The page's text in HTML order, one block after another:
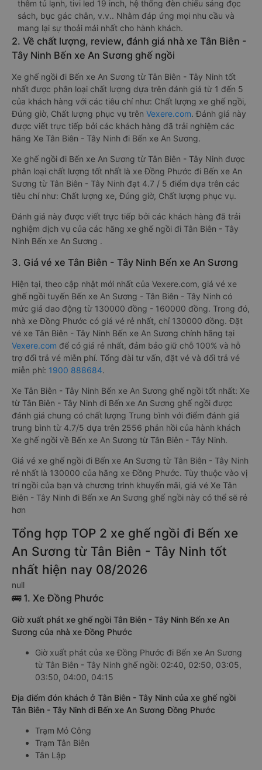
thêm tủ lạnh, tivi led 19 inch, hệ thống đèn chiếu sáng đọc
sách, bục gác chân, v.v.. Nhằm đáp ứng mọi nhu cầu và
mang lại sự thoải mái nhất cho hành khách.
2. Về chất lượng, review, đánh giá nhà xe Tân Biên -
Tây Ninh Bến xe An Sương ghế ngồi
Xe ghế ngồi đi Bến xe An Sương từ Tân Biên - Tây Ninh tốt
nhất được phân loại chất lượng dựa trên đánh giá từ 1 đến 5
của khách hàng với các tiêu chí như: Chất lượng xe ghế ngồi,
Đúng giờ, Chất lượng phục vụ trên Vexere.com. Đánh giá này
được viết trực tiếp bởi các khách hàng đã trải nghiệm các
hãng Xe Tân Biên - Tây Ninh đi Bến xe An Sương.
Xe ghế ngồi đi Bến xe An Sương từ Tân Biên - Tây Ninh được
phân loại chất lượng tốt nhất là xe Đồng Phước đi Bến xe An
Sương từ Tân Biên - Tây Ninh đạt 4.7 / 5 điểm dựa trên các
tiêu chí như: Chất lượng xe, Đúng giờ, Chất lượng phục vụ.
Đánh giá này được viết trực tiếp bởi các khách hàng đã trải
nghiệm dịch vụ của các hãng xe ghế ngồi đi Tân Biên - Tây
Ninh Bến xe An Sương .
3. Giá vé xe Tân Biên - Tây Ninh Bến xe An Sương
Hiện tại, theo cập nhật mới nhất của Vexere.com, giá vé xe
ghế ngồi tuyến Bến xe An Sương - Tân Biên - Tây Ninh có
mức giá dao động từ 130000 đồng - 160000 đồng. Trong đó,
nhà xe Đồng Phước có giá vé rẻ nhất, chỉ 130000 đồng. Đặt
vé xe Tân Biên - Tây Ninh Bến xe An Sương chính hãng tại
Vexere.com để có giá rẻ nhất, đảm bảo giữ chỗ 100% và hỗ
trợ đổi trả vé miễn phí. Tổng đài tư vấn, đặt vé và đổi trả vé
miễn phí: 1900 888684.
Xe Tân Biên - Tây Ninh Bến xe An Sương ghế ngồi tốt nhất: Xe
từ Tân Biên - Tây Ninh đi Bến xe An Sương ghế ngồi được
đánh giá chung có chất lượng Trung bình với điểm đánh giá
trung bình từ 4.7/5 dựa trên 2556 phản hồi của hành khách
Xe ghế ngồi về Bến xe An Sương từ Tân Biên - Tây Ninh.
Giá vé xe ghế ngồi đi Bến xe An Sương từ Tân Biên - Tây Ninh
rẻ nhất là 130000 của hãng xe Đồng Phước. Tùy thuộc vào vị
trí ngồi của bạn và chương trình khuyến mãi, giá vé Xe Tân
Biên - Tây Ninh đi Bến xe An Sương ghế ngồi này có thể sẽ rẻ
hơn
Tổng hợp TOP 2 xe ghế ngồi đi Bến xe
An Sương từ Tân Biên - Tây Ninh tốt
nhất hiện nay 08/2026
null
🚌 1. Xe Đồng Phước
Giờ xuất phát xe ghế ngồi Tân Biên - Tây Ninh Bến xe An
Sương của nhà xe Đồng Phước
Giờ xuất phát của xe Đồng Phước đi Bến xe An Sương
từ Tân Biên - Tây Ninh ghế ngồi: 02:40, 02:50, 03:05,
03:50, 04:00, 04:15
Địa điểm đón khách ở Tân Biên - Tây Ninh của xe ghế ngồi
Tân Biên - Tây Ninh đi Bến xe An Sương Đồng Phước
Trạm Mỏ Công
Trạm Tân Biên
Tân Lập